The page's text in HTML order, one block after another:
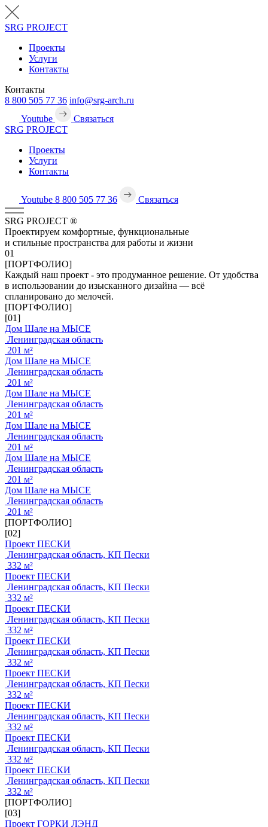
SRG PROJECT
Проекты
Услуги
Контакты
Контакты
8 800 505 77 36 info@srg-arch.ru
Youtube
Связаться
SRG PROJECT
Проекты
Услуги
Контакты
Youtube 8 800 505 77 36 Связаться
SRG PROJECT ®
Проектируем комфортные, функциональные
и стильные пространства для работы и жизни
01
[ПОРТФОЛИО]
Каждый наш проект - это продуманное решение. От удобства
в использовании до изысканного дизайна — всё
спланировано до мелочей.
[ПОРТФОЛИО]
[01]
Дом Шале на МЫСЕ
Ленинградская область
201 м²
Дом Шале на МЫСЕ
Ленинградская область
201 м²
Дом Шале на МЫСЕ
Ленинградская область
201 м²
Дом Шале на МЫСЕ
Ленинградская область
201 м²
Дом Шале на МЫСЕ
Ленинградская область
201 м²
Дом Шале на МЫСЕ
Ленинградская область
201 м²
[ПОРТФОЛИО]
[02]
Проект ПЕСКИ
Ленинградская область, КП Пески
332 м²
Проект ПЕСКИ
Ленинградская область, КП Пески
332 м²
Проект ПЕСКИ
Ленинградская область, КП Пески
332 м²
Проект ПЕСКИ
Ленинградская область, КП Пески
332 м²
Проект ПЕСКИ
Ленинградская область, КП Пески
332 м²
Проект ПЕСКИ
Ленинградская область, КП Пески
332 м²
Проект ПЕСКИ
Ленинградская область, КП Пески
332 м²
Проект ПЕСКИ
Ленинградская область, КП Пески
332 м²
[ПОРТФОЛИО]
[03]
Проект ГОРКИ ЛЭНД